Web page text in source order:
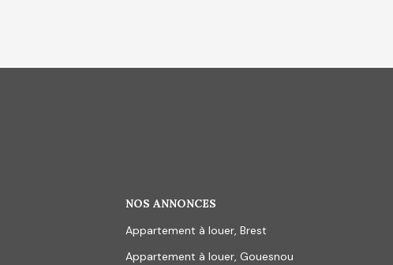
NOS ANNONCES
Appartement à louer, Brest
Appartement à louer, Gouesnou